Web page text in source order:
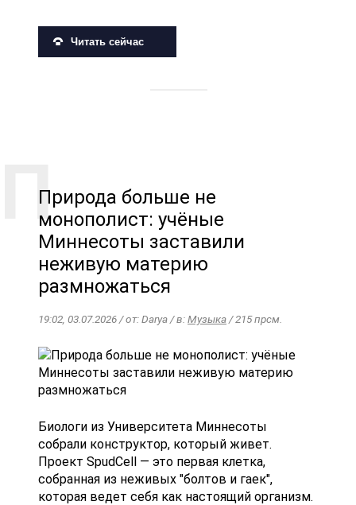
Читать сейчас
Природа больше не
монополист: учёные
Миннесоты заставили
неживую материю
размножаться
19:02, 03.07.2026 / от: Darya / в:Музыка/ 215 прсм.
Биологи из Университета Миннесоты
собрали конструктор, который живет.
Проект SpudCell — это первая клетка,
собранная из неживых "болтов и гаек",
которая ведет себя как настоящий организм.